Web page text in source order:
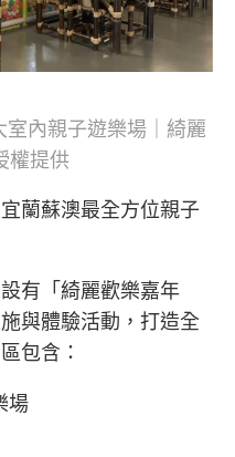
內親子遊樂場｜綺麗
權提供
蘭蘇澳最全方位親子
有「綺麗歡樂嘉年
與體驗活動，打造全
包含：
場